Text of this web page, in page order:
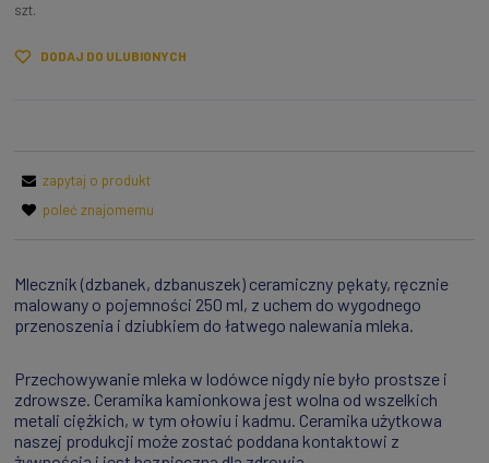
szt.
DODAJ DO ULUBIONYCH
zapytaj o produkt
poleć znajomemu
Mlecznik (dzbanek, dzbanuszek) ceramiczny pękaty, ręcznie
malowany o pojemności 250 ml, z uchem do wygodnego
przenoszenia i dziubkiem do łatwego nalewania mleka.
Przechowywanie mleka w lodówce nigdy nie było prostsze i
zdrowsze. Ceramika kamionkowa jest wolna od wszelkich
metali ciężkich, w tym ołowiu i kadmu. Ceramika użytkowa
naszej produkcji może zostać poddana kontaktowi z